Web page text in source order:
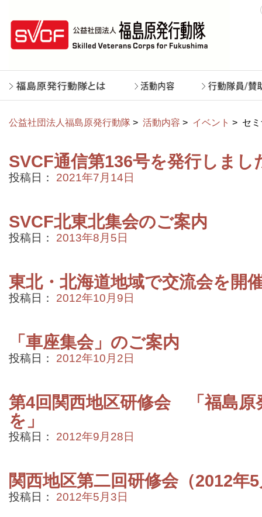
公益社団法人福島原発行動隊 > 活動内容 > イベント > セ
SVCF通信第136号を発行しまし
投稿日： 2021年7月14日
SVCF北東北集会のご案内
投稿日： 2013年8月5日
東北・北海道地域で交流会を開
投稿日： 2012年10月9日
「車座集会」のご案内
投稿日： 2012年10月2日
第4回関西地区研修会 「福島原
を」
投稿日： 2012年9月28日
関西地区第二回研修会（2012年
投稿日： 2012年5月3日